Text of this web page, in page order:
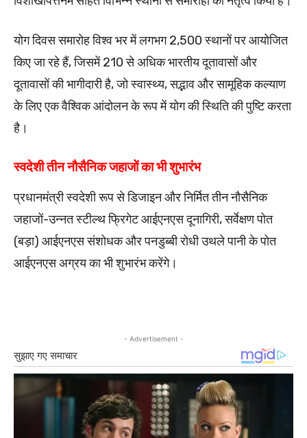
योग दिवस समारोह विश्व भर में लगभग 2,500 स्थानों पर आयोजित
किए जा रहे हैं, जिसमें 210 से अधिक भारतीय दूतावासों और
दूतावासों की भागीदारी है, जो स्वास्थ्य, सद्भाव और सामूहिक कल्याण
के लिए एक वैश्विक आंदोलन के रूप में योग की स्थिति की पुष्टि करता
है।
स्वदेशी तीन नौसैनिक जहाजों का भी शुभारंभ
प्रधानमंत्री स्वदेशी रूप से डिजाइन और निर्मित तीन नौसैनिक
जहाजों-उन्नत स्टील्थ फ्रिगेट आईएनएस दूनागिरी, सर्वेक्षण पोत
(बड़ा) आईएनएस संशोधक और पनडुब्बी रोधी उथले पानी के पोत
आईएनएस अग्रय का भी शुभारंभ करेंगे।
- Advertisement -